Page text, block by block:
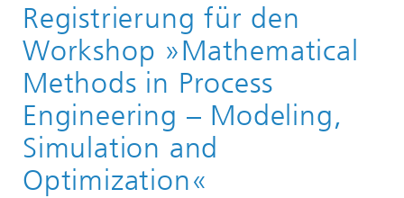
Messen|Veranstaltungen
Mathematische Methoden in der Verfahrenstechnik
(MMiPE)
Registrierung für den
Workshop »Mathematical
Methods in Process
Engineering – Modeling,
Simulation and
Optimization«